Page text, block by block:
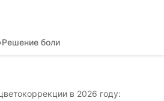
Решение боли
в 2026 году: